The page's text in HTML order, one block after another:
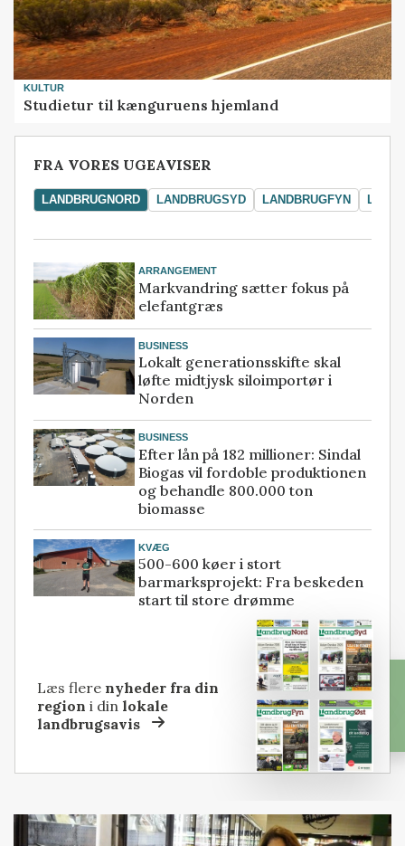
KULTUR
Studietur til kænguruens hjemland
FRA VORES UGEAVISER
LANDBRUGNORD LANDBRUGSYD LANDBRUGFYN
ARRANGEMENT
Markvandring sætter fokus på
elefantgræs
BUSINESS
Lokalt generationsskifte skal
løfte midtjysk siloimportør i
Norden
BUSINESS
Efter lån på 182 millioner: Sindal
Biogas vil fordoble produktionen
og behandle 800.000 ton
biomasse
KVÆG
500-600 køer i stort
barmarksprojekt: Fra beskeden
start til store drømme
Læs flere nyheder fra din
region i dinlokale
landbrugsavis